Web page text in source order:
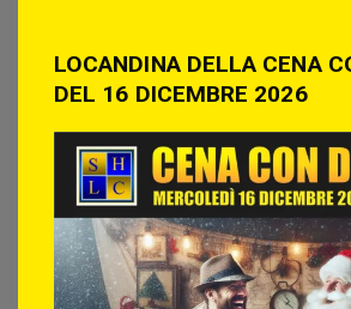
LOCANDINA DELLA CENA
DEL 16 DICEMBRE 2026